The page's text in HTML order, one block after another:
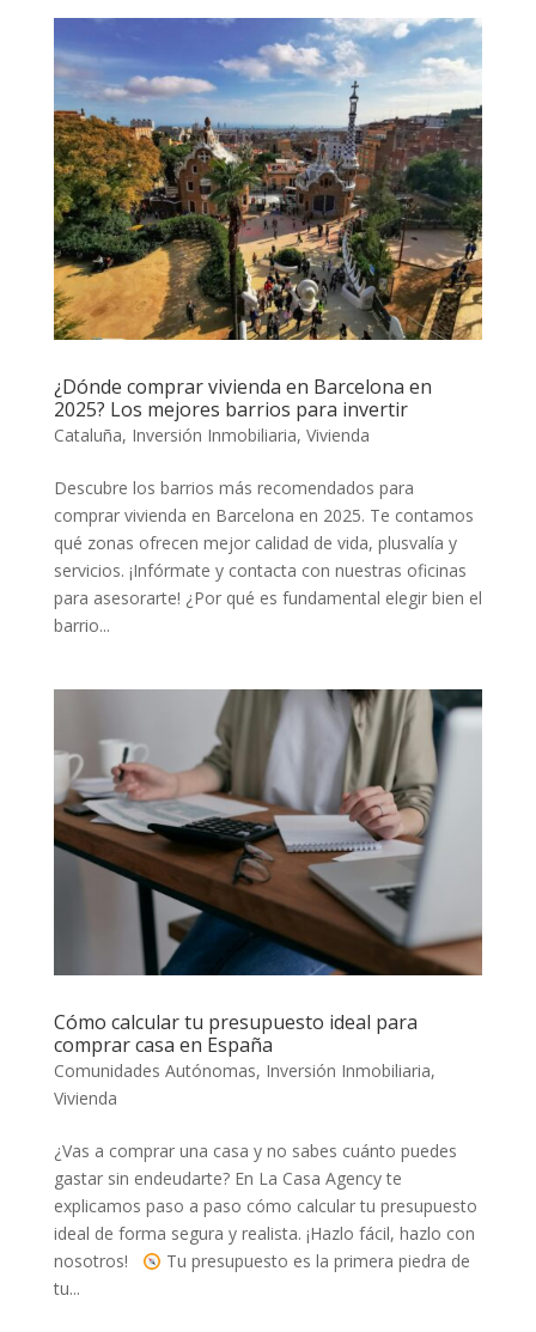
¿Dónde comprar vivienda en Barcelona en
2025? Los mejores barrios para invertir
Cataluña, Inversión Inmobiliaria, Vivienda
Descubre los barrios más recomendados para
comprar vivienda en Barcelona en 2025. Te contamos
qué zonas ofrecen mejor calidad de vida, plusvalía y
servicios. ¡Infórmate y contacta con nuestras oficinas
para asesorarte! ¿Por qué es fundamental elegir bien el
barrio...
Cómo calcular tu presupuesto ideal para
comprar casa en España
Comunidades Autónomas, Inversión Inmobiliaria,
Vivienda
¿Vas a comprar una casa y no sabes cuánto puedes
gastar sin endeudarte? En La Casa Agency te
explicamos paso a paso cómo calcular tu presupuesto
ideal de forma segura y realista. ¡Hazlo fácil, hazlo con
nosotros!
Tu presupuesto es la primera piedra de
tu...